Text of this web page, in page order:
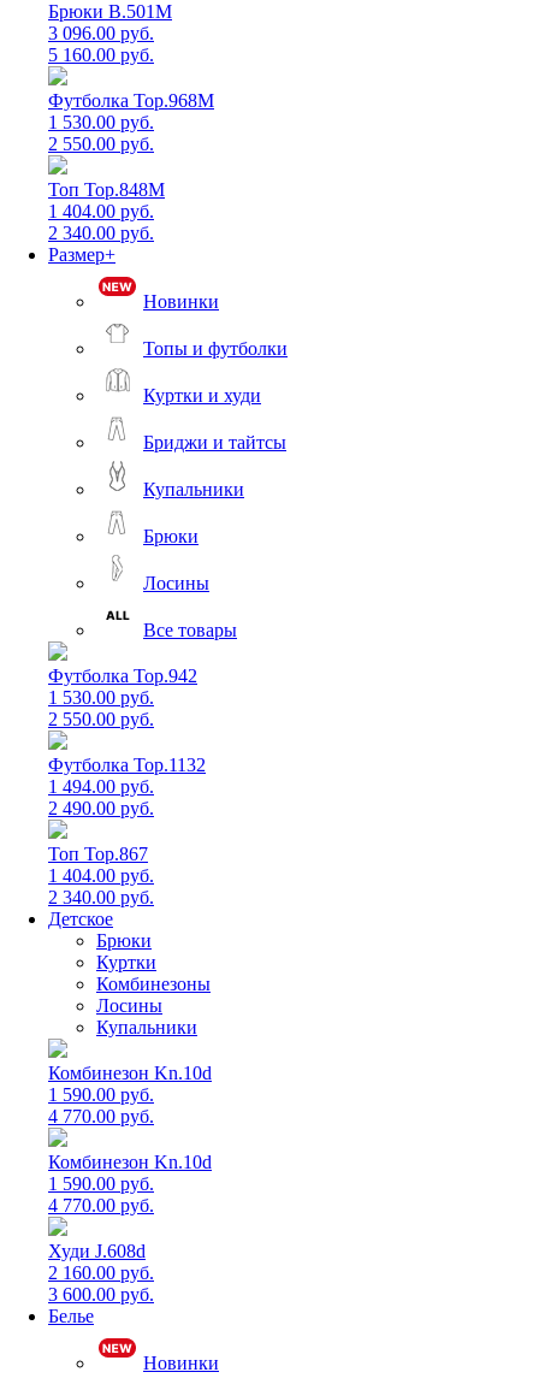
Брюки B.501M
3 096.00 руб.
5 160.00 руб.
Футболка Top.968M
1 530.00 руб.
2 550.00 руб.
Топ Top.848M
1 404.00 руб.
2 340.00 руб.
Размер+
Новинки
Топы и футболки
Куртки и худи
Бриджи и тайтсы
Купальники
Брюки
Лосины
Все товары
Футболка Top.942
1 530.00 руб.
2 550.00 руб.
Футболка Top.1132
1 494.00 руб.
2 490.00 руб.
Топ Top.867
1 404.00 руб.
2 340.00 руб.
Детское
Брюки
Куртки
Комбинезоны
Лосины
Купальники
Комбинезон Kn.10d
1 590.00 руб.
4 770.00 руб.
Комбинезон Kn.10d
1 590.00 руб.
4 770.00 руб.
Худи J.608d
2 160.00 руб.
3 600.00 руб.
Белье
Новинки